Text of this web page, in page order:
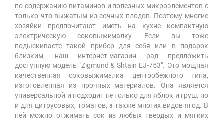
по содержанию витаминов и полезных микроэлементов с
только что выжатым из сочных плодов. Поэтому многие
хозяйки предпочитают иметь на кухне компактную
электрическую соковыжималку. Если вы тоже
подыскиваете такой прибор для себя или в подарок
близким, наш интернет-магазин рад предложить
доступную модель "Zigmund & Shtain EJ-753". Это мощная
качественная соковыжималка центробежного типа,
изготовленная из прочных материалов. Она является
универсальной и подходит не только для яблок и груш, но
и для цитрусовых, томатов, а также многих видов ягод. В
ней можно отжимать сок из любых твердых и мягких